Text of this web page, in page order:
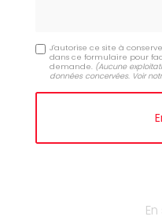
J'autorise ce site à
dans ce formulaire pour
demande. (Aucune
données concervées. Voir